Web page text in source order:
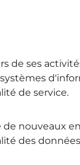
de ses
de service.
nouveaux
des